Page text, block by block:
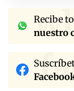
Recibe
nuestro